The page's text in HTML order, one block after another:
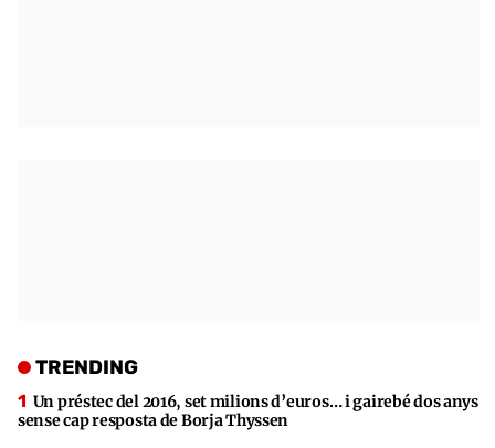
TRENDING
Un préstec del 2016, set milions d’euros… i gairebé dos anys
sense cap resposta de Borja Thyssen